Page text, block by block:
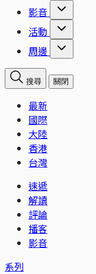
影音
活動
周邊
搜尋 關閉
最新
國際
大陸
香港
台灣
速遞
解讀
評論
播客
影音
系列